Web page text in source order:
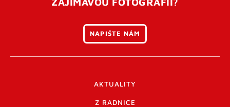
NAPIŠTE NÁM
AKTUALITY
Z RADNICE